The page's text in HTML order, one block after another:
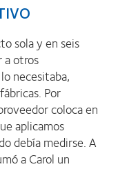
sola y en seis
a otros
necesitaba,
Por
coloca en
aplicamos
debía medirse. A
a Carol un